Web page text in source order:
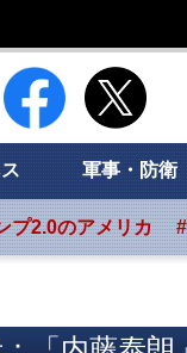
潮社 Foresight フォ
軍事・防衛
プ2.0のアメリカ